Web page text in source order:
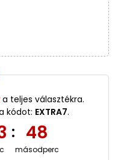
a teljes választékra.
kódot: EXTRA7.
: 48
másodperc